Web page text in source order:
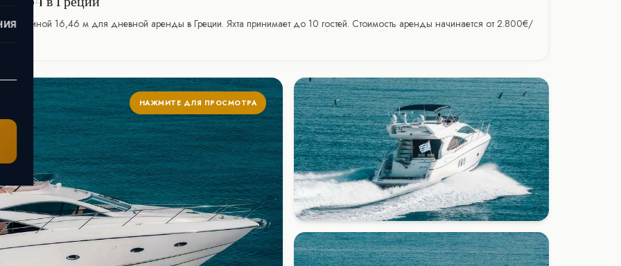
Сейшелы
длиной 16,46 м для дневной аренды в Греции. Яхта принимает до 10 гостей. Стоимость аренды начинается от 2.800€/
НАЖМИТЕ ДЛЯ ПРОСМОТРА